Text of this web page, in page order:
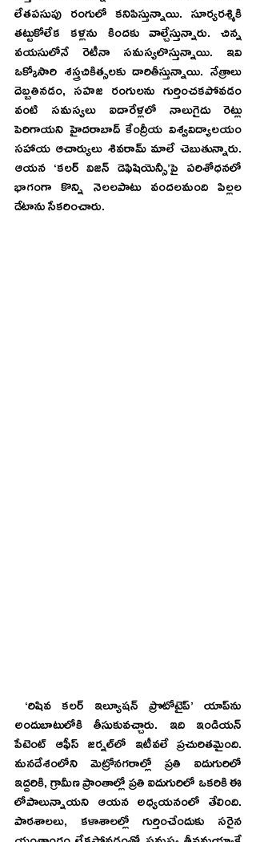
లేతపసుపు రంగులో కనిపిస్తున్నాయి. సూర్యరశ్మికి
తట్టుకోలేక కళ్లను కిందకు వాల్చేస్తున్నారు. చిన్న
వయసులోనే రెటీనా సమస్యలొస్తున్నాయి. ఇవి
ఒక్కోసారి శస్త్రచికిత్సలకు దారితీస్తున్నాయి. నేత్రాలు
దెబ్బతినడం, సహజ రంగులను గుర్తించకపోవడం
వంటి సమస్యలు ఐదారేళ్లలో నాలుగైదు రెట్లు
పెరిగాయని హైదరాబాద్‌ కేంద్రీయ విశ్వవిద్యాలయం
సహాయ ఆచార్యులు శివరామ్‌ మాలే చెబుతున్నారు.
ఆయన ‘కలర్‌ విజన్‌ డెఫిషియెన్సీ’పై పరిశోధనలో
భాగంగా కొన్ని నెలలపాటు వందలమంది పిల్లల
డేటాను సేకరించారు.
అందుబాటులోకి తీసుకువచ్చారు. ఇది ఇండియన్‌
పేటెంట్‌ ఆఫీస్‌ జర్నల్‌లో ఇటీవలే ప్రచురితమైంది.
మనదేశంలోని మెట్రోనగరాల్లో ప్రతి ఐదుగురిలో
ఇద్దరికి, గ్రామీణ ప్రాంతాల్లో ప్రతి ఐదుగురిలో ఒకరికి ఈ
లోపాలున్నాయని ఆయన అధ్యయనంలో తేలింది.
పాఠశాలలు, కళాశాలల్లో గుర్తించేందుకు సరైన